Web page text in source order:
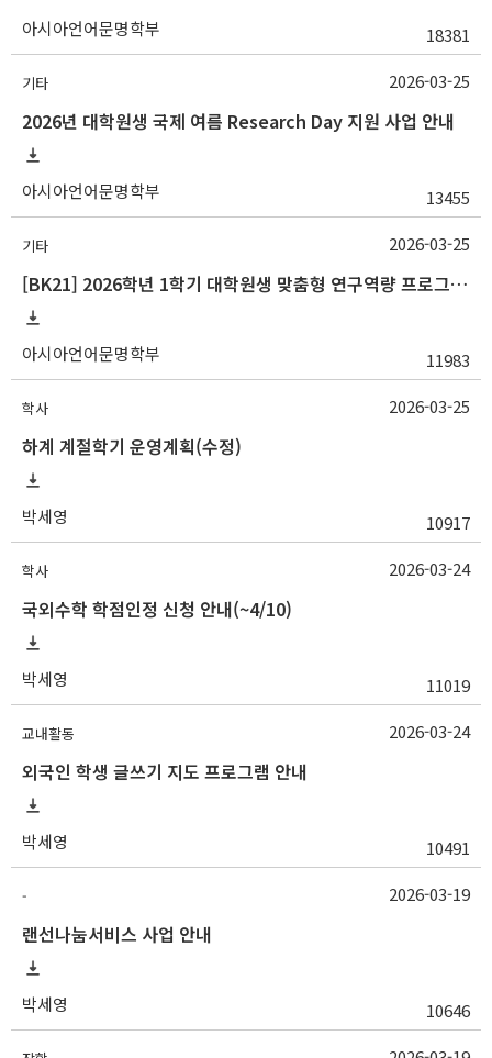
아시아언어문명학부 18381
기타
2026년 대학원생 국제 여름 Research Day 지원 사업 안내
아시아언어문명학부 13455
2026-03-25
기타
[BK21] 2026학년 1학기 대학원생 맞춤형 연구역량 프로그램 안내
아시아언어문명학부 11983
2026-03-25
학사
하계 계절학기 운영계획(수정)
박세영 10917
2026-03-25
학사
국외수학 학점인정 신청 안내(~4/10)
박세영 11019
2026-03-24
교내활동
외국인 학생 글쓰기 지도 프로그램 안내
박세영 10491
2026-03-24
-
랜선나눔서비스 사업 안내
박세영 10646
2026-03-19